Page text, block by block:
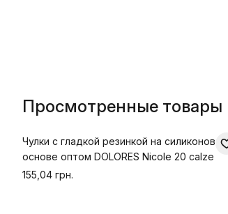
Просмотренные товары
Чулки с гладкой резинкой на силиконовой
основе оптом DOLORES Nicole 20 calze
155,04 грн.